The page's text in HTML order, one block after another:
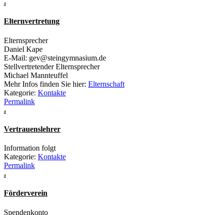
a
Elternvertretung
Elternsprecher
Daniel Kape
E-Mail: gev@steingymnasium.de
Stellvertretender Elternsprecher
Michael Mannteuffel
Mehr Infos finden Sie hier: Elternschaft
Kategorie: Kontakte
Permalink
a
Vertrauenslehrer
Information folgt
Kategorie: Kontakte
Permalink
a
Förderverein
Spendenkonto